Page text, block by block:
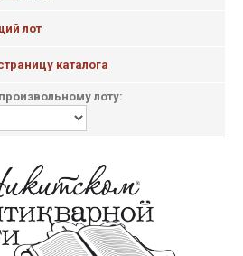
лот
каталога
лоту: